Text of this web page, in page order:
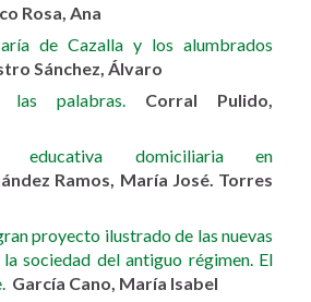
Rosa, Ana
de Cazalla y los alumbrados
Sánchez, Álvaro
palabras.
Corral Pulido,
educativa domiciliaria en
Ramos, María José. Torres
proyecto ilustrado de las nuevas
sociedad del antiguo régimen. El
García Cano, María Isabel